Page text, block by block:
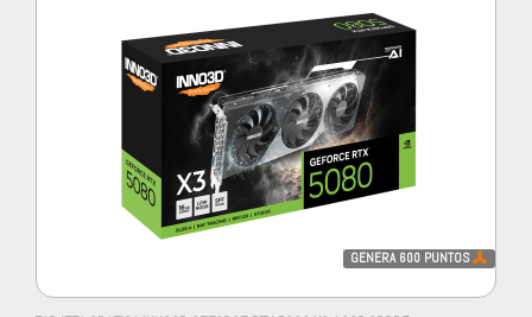
GENERA 600 PUNTOS